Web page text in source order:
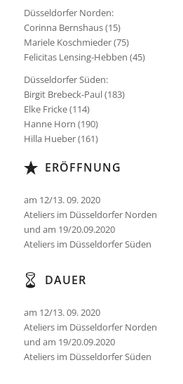
Düsseldorfer Norden:
Corinna Bernshaus (15)
Mariele Koschmieder (75)
Felicitas Lensing-Hebben (45)
Düsseldorfer Süden:
Birgit Brebeck-Paul (183)
Elke Fricke (114)
Hanne Horn (190)
Hilla Hueber (161)
ERÖFFNUNG
am 12/13. 09. 2020
Ateliers im Düsseldorfer Norden
und am 19/20.09.2020
Ateliers im Düsseldorfer Süden
DAUER
am 12/13. 09. 2020
Ateliers im Düsseldorfer Norden
und am 19/20.09.2020
Ateliers im Düsseldorfer Süden